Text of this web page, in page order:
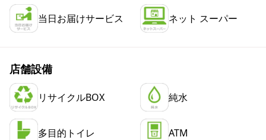
当日お届けサービス ネット スーパー
店舗設備
リサイクルBOX 純水
多目的トイレ ATM